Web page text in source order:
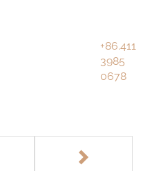
+86.411
3985
0678